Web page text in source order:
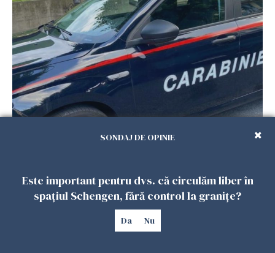
Român, în stare critică după ce a intrat într-o
apărat cu un cuțit
26 IULIE 2026
SONDAJ DE OPINIE
Este important pentru dvs. că circulăm liber în
spațiul Schengen, fără control la granițe?
Da Nu